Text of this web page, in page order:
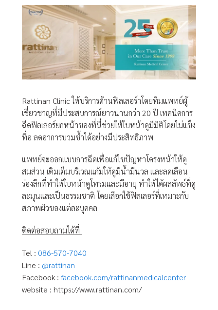
Rattinan Clinic ให้บริการด้านฟิลเลอร์าโดยทีมแพทย์ผู้
เชี่ยวชาญที่มีประสบการณ์ยาวนานกว่า 20 ปี เทคนิคการ
ฉีดฟิลเลอร์ยกหน้าของที่นี่ช่วยให้ใบหน้าดูมีมิติโดยไม่แข็ง
ทื่อ ลดอาการบวมช้ำได้อย่างมีประสิทธิภาพ
แพทย์จะออกแบบการฉีดเพื่อแก้ไขปัญหาโครงหน้าให้ดู
สมส่วน เติมเต็มบริเวณแก้มให้ดูมีน้ำมีนวล และลดเลือน
ร่องลึกที่ทำให้ใบหน้าดูโทรมและมีอายุ ทำให้ได้ผลลัพธ์ที่ดู
ละมุนและเป็นธรรมชาติ โดยเลือกใช้ฟิลเลอร์ที่เหมาะกับ
สภาพผิวของแต่ละบุคคล
ติดต่อสอบถามได้ที่
Tel : 086-570-7040
Line : @rattinan
Facebook : facebook.com/rattinanmedicalcenter
website : https://www.rattinan.com/